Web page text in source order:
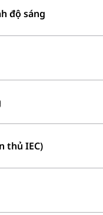
độ sáng
thủ IEC)